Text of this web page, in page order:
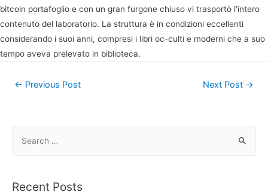
bitcoin portafoglio e con un gran furgone chiuso vi trasportò l’intero
contenuto del laboratorio. La struttura è in condizioni eccellenti
considerando i suoi anni, compresi i libri oc-culti e moderni che a suo
tempo aveva prelevato in biblioteca.
Post
← Previous Post Next Post →
rRecent Posts